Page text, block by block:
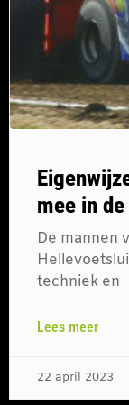
mee in
De mannen
techniek en
Lees meer
22 april 2023